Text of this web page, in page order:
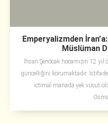
Emperyalizmden
Müslüman
İhsan Şenocak hocamızın 12 yıl
güncelliğini korumaktadır.
ictimaî manada yek vücut